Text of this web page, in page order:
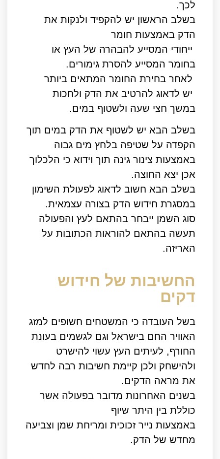
לכך.
בשלב הראשון יש להקפיד ולנקות את
הדק באמצעות חומר
ייחודי המסייע להבהרה של העץ או
בחומר המסייע להסרת גימורים.
לאחר בחירת החומר המתאים ביותר
יש לדאוג להרטיב את הדק ולחכות
במשך חצי שעה ולשטוף במים.
בשלב הבא יש לשטוף את הדק במים תוך
הקפדה על שטיפה בלחץ מים גבוה
באמצעות צינור גינה תוך וידוא כי הלכלוך
אכן יצא החוצה.
בשלב הבא חשוב לדאוג לפעולת השימון
במסגרת חידוש הדק בצורה עצמאית.
סוג השמן ייבחר בהתאם לעץ והפעולה
תעשה בהתאם להוראות הכתובות על
האריזה.
החשיבות של חידוש
דקים
בשל העובדה כי המשטחים חשופים למזג
האוויר החם בישראל וגם לגשמים בעונת
החורף, לעיתים העץ עשוי להישרט
ולהישחק ולכן קיימת חשיבות רבה לחדש
את מראה הדקים.
בשנים האחרונות מדובר בפעולה אשר
כוללת בין היתר שיוף
באמצעות נייר זכוכית ומריחת שמן וצביעה
מחדש של הדק.